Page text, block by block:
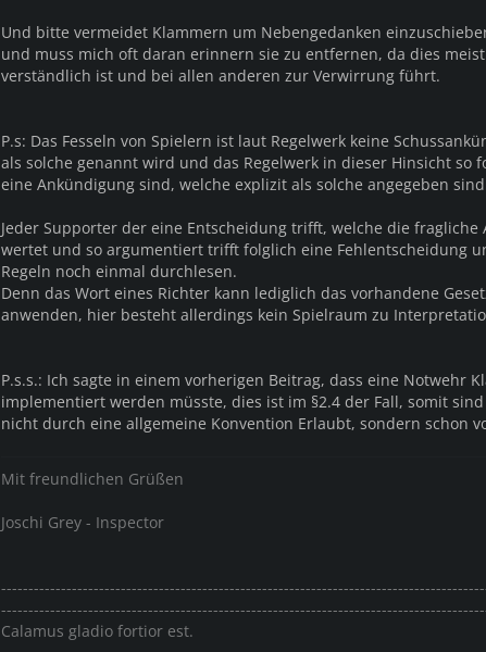
Und bitte vermeidet Klammern um Nebengedanken
und muss mich oft daran erinnern sie zu entfernen, da dies
verständlich ist und bei allen anderen zur Verwirrung führt.
P.s: Das Fesseln von Spielern ist laut Regelwerk keine
als solche genannt wird und das Regelwerk in dieser Hinsicht so
eine Ankündigung sind, welche explizit als solche angegeben
Jeder Supporter der eine Entscheidung trifft, welche die fragliche
wertet und so argumentiert trifft folglich eine Fehlentscheidung
Regeln noch einmal durchlesen.
Denn das Wort eines Richter kann lediglich das vorhandene
anwenden, hier besteht allerdings kein Spielraum zu
P.s.s.: Ich sagte in einem vorherigen Beitrag, dass eine Notwehr
implementiert werden müsste, dies ist im §2.4 der Fall, somit
nicht durch eine allgemeine Konvention Erlaubt, sondern schon
Mit freundlichen Grüßen
Joschi Grey - Inspector
Calamus gladio fortior est.